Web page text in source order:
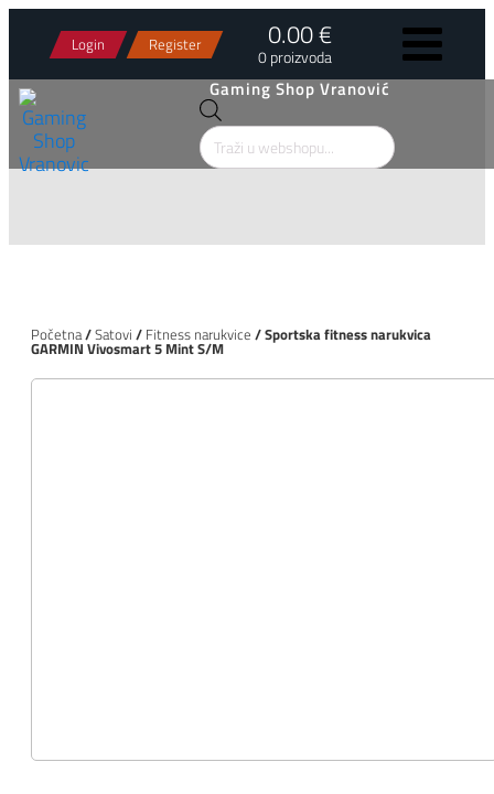
Login Register 0.00 €
0 proizvoda
Gaming Shop Vranović
Products
search
Početna/Satovi / Fitness narukvice / Sportska fitness narukvica
GARMIN Vivosmart 5 Mint S/M